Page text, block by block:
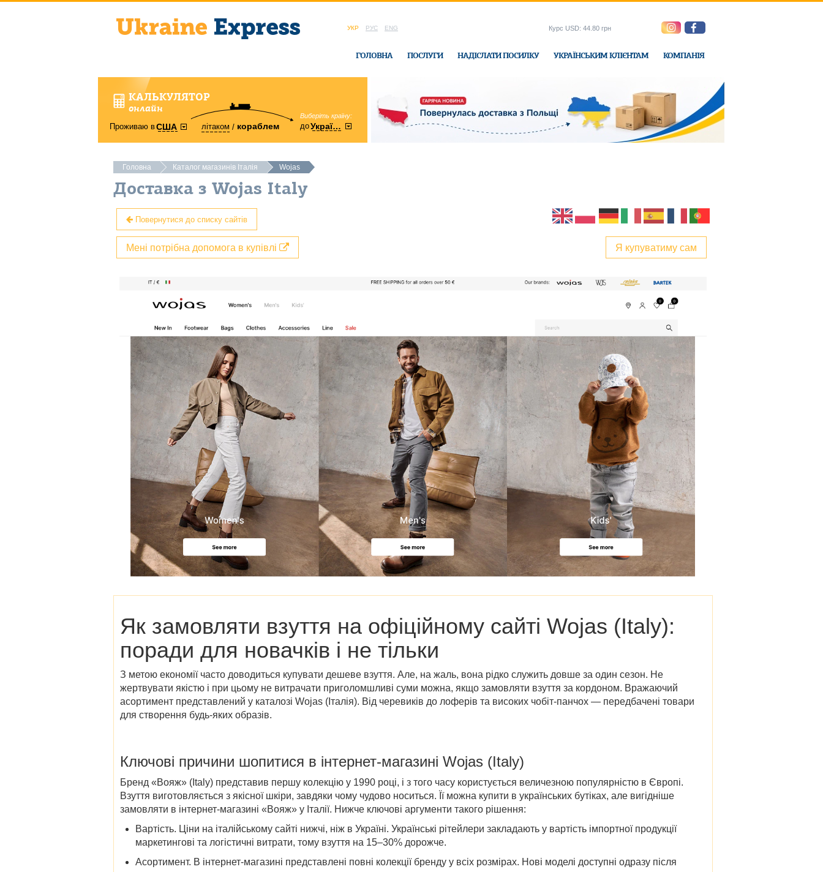
УКР РУС ENG
ГОЛОВНА ПОСЛУГИ НАДІСЛАТИ ПОСИЛКУ УКРАЇНСЬКИМ КЛІЄНТАМ КОМПАНІЯ
Курс USD: 44.80 грн
КАЛЬКУЛЯТОР
онлайн
Проживаю вСША літаком кораблем
Виберіть країну:
доУкраїни
область:
Вінницька в офісі Ukraine-Express
Головна Каталог магазинів Італія Wojas
Доставка з Wojas Italy
Повернутися до списку сайтів
Я купуватиму сам
Мені потрібна допомога в купівлі
Як замовляти взуття на офіційному сайті Wojas (Italy):
поради для новачків і не тільки
З метою економії часто доводиться купувати дешеве взуття. Але, на жаль, вона рідко служить довше за один сезон. Не
жертвувати якістю і при цьому не витрачати приголомшливі суми можна, якщо замовляти взуття за кордоном. Вражаючий
асортимент представлений у каталозі Wojas (Італія). Від черевиків до лоферів та високих чобіт-панчох — передбачені товари
для створення будь-яких образів.
Ключові причини шопитися в інтернет-магазині Wojas (Italy)
Бренд «Вояж» (Italy) представив першу колекцію у 1990 році, і з того часу користується величезною популярністю в Європі.
Взуття виготовляється з якісної шкіри, завдяки чому чудово носиться. Її можна купити в українських бутіках, але вигідніше
замовляти в інтернет-магазині «Вояж» у Італії. Нижче ключові аргументи такого рішення:
Вартість. Ціни на італійському сайті нижчі, ніж в Україні. Українські рітейлери закладають у вартість імпортної продукції
маркетингові та логістичні витрати, тому взуття на 15–30% дорожче.
Асортимент. В інтернет-магазині представлені повні колекції бренду у всіх розмірах. Нові моделі доступні одразу після